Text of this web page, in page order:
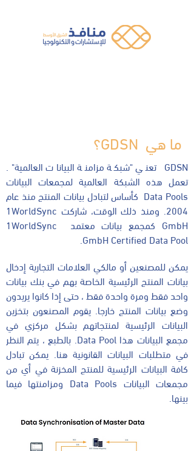
ما هي GDSN؟
GDSN تعني "شبكة مزامنة البيانات العالمية".
تعمل هذه الشبكة العالمية لمجمعات البيانات
Data Pools كأساس لتبادل بيانات المنتج منذ عام
2004. ومنذ ذلك الوقت، شاركت 1WorldSync
GmbH كمجمع بيانات معتمد 1WorldSync
GmbH Certified Data Pool.
يمكن للمصنعين أو مالكي العلامات التجارية إدخال
بيانات المنتج الرئيسية الخاصة بهم في بنك بيانات
واحد فقط ومرة واحدة فقط ، حتى إذا كانوا يريدون
وضع بيانات المنتج خارجا. يقوم المصنعون بتخزين
البيانات الرئيسية لمنتجاتهم بشكل مركزي في
مجمع البيانات هذا Data Pool. بالطبع ، يتم النظر
في متطلبات البيانات القانونية هنا. يمكن تبادل
كافة البيانات الرئيسية للمنتج المخزنة في أي من
مجمعات البيانات Data Pools ومزامنتها فيما
بينها.